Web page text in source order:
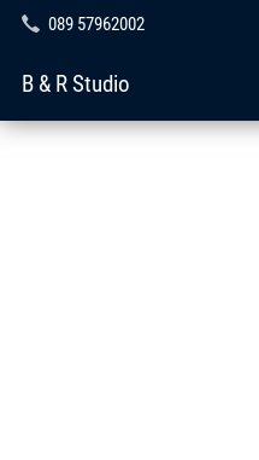
089 57962002
B & R Studio